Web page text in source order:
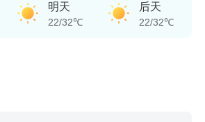
明天
22/32℃
后天
22/32℃